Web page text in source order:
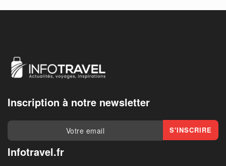
Inscription à notre newsletter
Infotravel.fr